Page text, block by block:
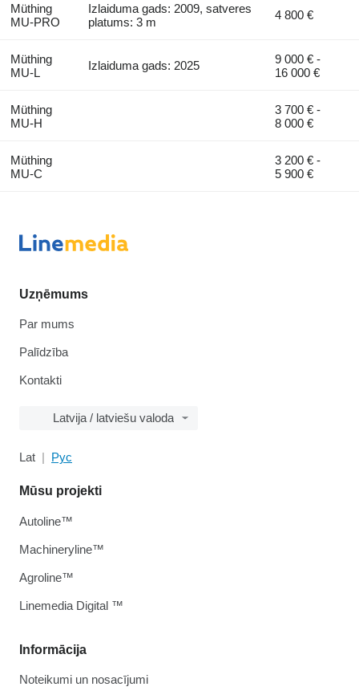
Müthing
MU-PRO
Izlaiduma gads: 2009, satveres
platums: 3 m
4 800 €
Müthing
MU-L
Izlaiduma gads: 2025
9 000 € -
16 000 €
Müthing
MU-H
3 700 € -
8 000 €
Müthing
MU-C
3 200 € -
5 900 €
Uzņēmums
Par mums
Palīdzība
Kontakti
Latvija / latviešu valoda
Lat Рус
Informācija
Noteikumi un nosacījumi
Mūsu projekti
Autoline™
Machineryline™
Agroline™
Linemedia Digital ™